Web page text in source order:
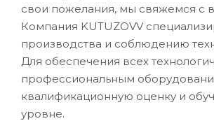
свои пожелания, мы свяжемся с
Компания KUTUZOVV
производства и соблюдению
Для обеспечения всех
профессиональным
квалификационную оценку и
уровне.